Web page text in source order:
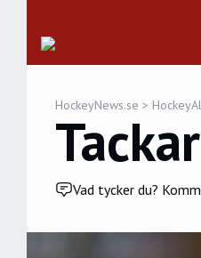
HockeyNews.se >
Vad tycker du?